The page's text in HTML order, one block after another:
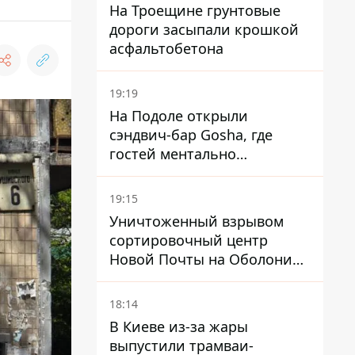
На Троещине грунтовые
дороги засыпали крошкой
асфальтобетона
19:19
На Подоле открыли
сэндвич-бар Gosha, где
гостей ментально
разгружает акула
19:15
Уничтоженный взрывом
сортировочный центр
Новой Почты на Оболони
заработал – выдают
посылки
18:14
В Киеве из-за жары
выпустили трамваи-